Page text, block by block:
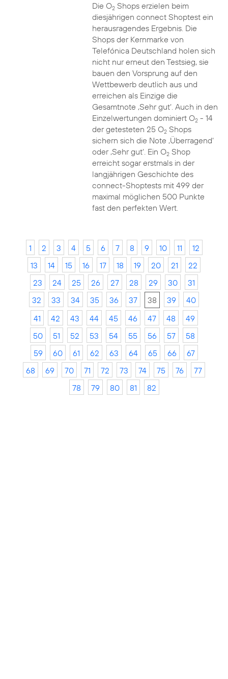
Die O2Shops erzielen beim
diesjährigen connect Shoptest ein
herausragendes Ergebnis. Die
Shops der Kernmarke von
Telefónica Deutschland holen sich
nicht nur erneut den Testsieg, sie
bauen den Vorsprung auf den
Wettbewerb deutlich aus und
erreichen als Einzige die
Gesamtnote ‚Sehr gut‘. Auch in den
Einzelwertungen dominiert O2- 14
der getesteten 25 O2Shops
sichern sich die Note ‚Überragend‘
oder ‚Sehr gut‘. Ein O2Shop
erreicht sogar erstmals in der
langjährigen Geschichte des
connect-Shoptests mit 499 der
maximal möglichen 500 Punkte
fast den perfekten Wert.
1 2 3 4 5 6 7 8 9 10 11
12
13
14 15 16 17 18 19 20 21
22
23
24 25 26 27 28 29 30
31
32
33 34 35 36 37 38 39
40
41
42 43 44 45 46 47 48
49
50
51 52 53 54 55 56 57
58
59
60 61 62 63 64 65 66
67
68
69 70 71 72 73 74 75 76
77
78
79 80 81 82